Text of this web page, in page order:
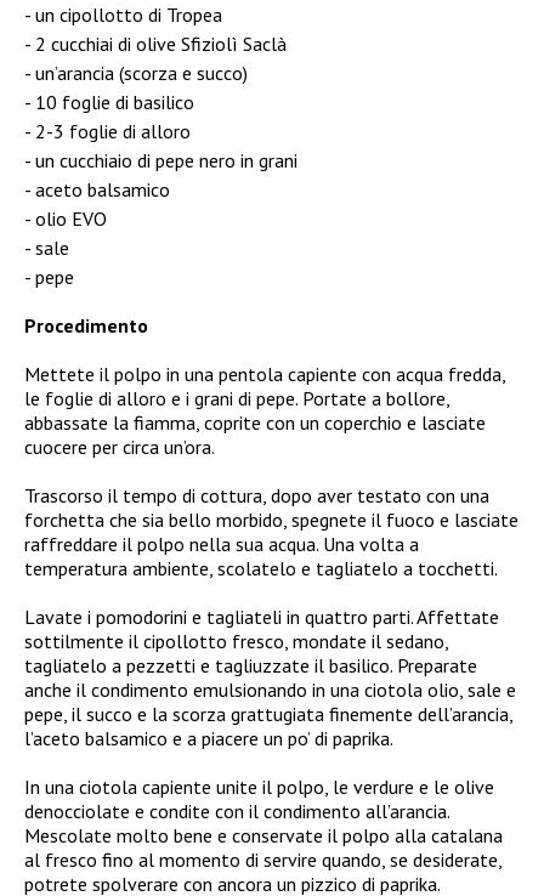
un cipollotto di Tropea
2 cucchiai di olive Sfiziolì Saclà
un’arancia (scorza e succo)
10 foglie di basilico
2-3 foglie di alloro
un cucchiaio di pepe nero in grani
aceto balsamico
olio EVO
sale
pepe
Procedimento
Mettete il polpo in una pentola capiente con acqua fredda,
le foglie di alloro e i grani di pepe. Portate a bollore,
abbassate la fiamma, coprite con un coperchio e lasciate
cuocere per circa un’ora.
Trascorso il tempo di cottura, dopo aver testato con una
forchetta che sia bello morbido, spegnete il fuoco e lasciate
raffreddare il polpo nella sua acqua. Una volta a
temperatura ambiente, scolatelo e tagliatelo a tocchetti.
Lavate i pomodorini e tagliateli in quattro parti. Affettate
sottilmente il cipollotto fresco, mondate il sedano,
tagliatelo a pezzetti e tagliuzzate il basilico. Preparate
anche il condimento emulsionando in una ciotola olio, sale e
pepe, il succo e la scorza grattugiata finemente dell’arancia,
l’aceto balsamico e a piacere un po’ di paprika.
In una ciotola capiente unite il polpo, le verdure e le olive
denocciolate e condite con il condimento all’arancia.
Mescolate molto bene e conservate il polpo alla catalana
al fresco fino al momento di servire quando, se desiderate,
potrete spolverare con ancora un pizzico di paprika.